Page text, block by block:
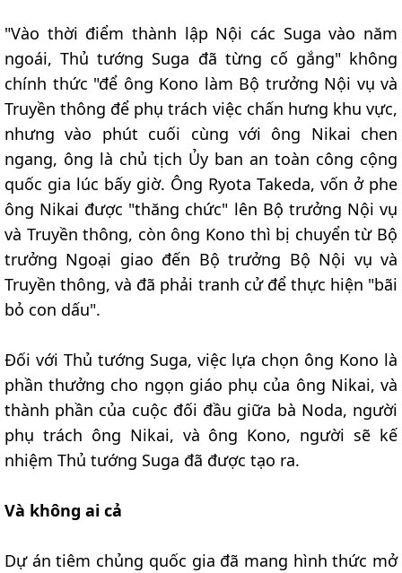
"Vào thời điểm thành lập Nội các Suga vào năm
ngoái, Thủ tướng Suga đã từng cố gắng" không
chính thức "để ông Kono làm Bộ trưởng Nội vụ và
Truyền thông để phụ trách việc chấn hưng khu vực,
nhưng vào phút cuối cùng với ông Nikai chen
ngang, ông là chủ tịch Ủy ban an toàn công cộng
quốc gia lúc bấy giờ. Ông Ryota Takeda, vốn ở phe
ông Nikai được "thăng chức" lên Bộ trưởng Nội vụ
và Truyền thông, còn ông Kono thì bị chuyển từ Bộ
trưởng Ngoại giao đến Bộ trưởng Bộ Nội vụ và
Truyền thông, và đã phải tranh cử để thực hiện "bãi
bỏ con dấu".
Đối với Thủ tướng Suga, việc lựa chọn ông Kono là
phần thưởng cho ngọn giáo phụ của ông Nikai, và
thành phần của cuộc đối đầu giữa bà Noda, người
phụ trách ông Nikai, và ông Kono, người sẽ kế
nhiệm Thủ tướng Suga đã được tạo ra.
Và không ai cả
Dự án tiêm chủng quốc gia đã mang hình thức mở